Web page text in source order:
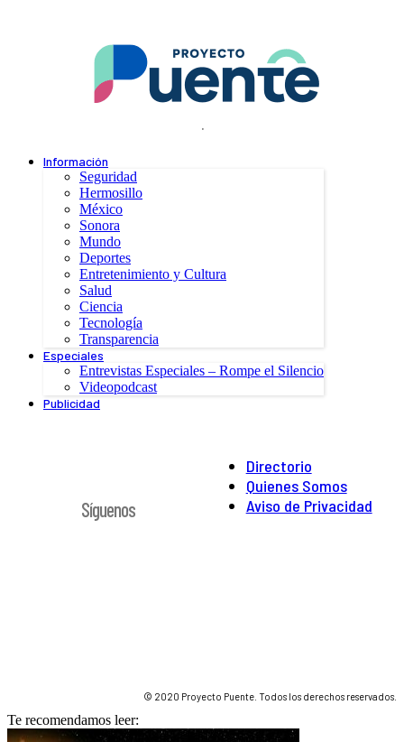
.
Información
Seguridad
Hermosillo
México
Sonora
Mundo
Deportes
Entretenimiento y Cultura
Salud
Ciencia
Tecnología
Transparencia
Especiales
Entrevistas Especiales – Rompe el Silencio
Videopodcast
Publicidad
Directorio
Quienes Somos
Aviso de Privacidad
Síguenos
© 2020 Proyecto Puente. Todos los derechos reservados.
Te recomendamos leer: